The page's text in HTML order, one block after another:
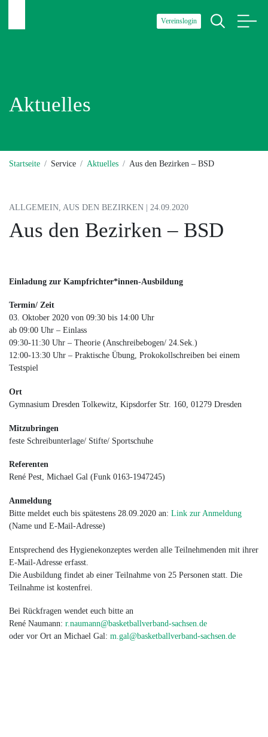
Vereinslogin
Aktuelles
Startseite Service Aktuelles Aus den Bezirken – BSD
ALLGEMEIN, AUS DEN BEZIRKEN | 24.09.2020
Aus den Bezirken – BSD
Einladung zur Kampfrichter*innen-Ausbildung
Termin/ Zeit
03. Oktober 2020 von 09:30 bis 14:00 Uhr
ab 09:00 Uhr – Einlass
09:30-11:30 Uhr – Theorie (Anschreibebogen/ 24.Sek.)
12:00-13:30 Uhr – Praktische Übung, Prokokollschreiben bei einem
Testspiel
Ort
Gymnasium Dresden Tolkewitz, Kipsdorfer Str. 160, 01279 Dresden
Mitzubringen
feste Schreibunterlage/ Stifte/ Sportschuhe
Referenten
René Pest, Michael Gal (Funk 0163-1947245)
Anmeldung
Bitte meldet euch bis spätestens 28.09.2020 an: Link zur Anmeldung
(Name und E-Mail-Adresse)
Entsprechend des Hygienekonzeptes werden alle Teilnehmenden mit ihrer
E-Mail-Adresse erfasst.
Die Ausbildung findet ab einer Teilnahme von 25 Personen statt. Die
Teilnahme ist kostenfrei.
Bei Rückfragen wendet euch bitte an
René Naumann: r.naumann@basketballverband-sachsen.de
oder vor Ort an Michael Gal: m.gal@basketballverband-sachsen.de